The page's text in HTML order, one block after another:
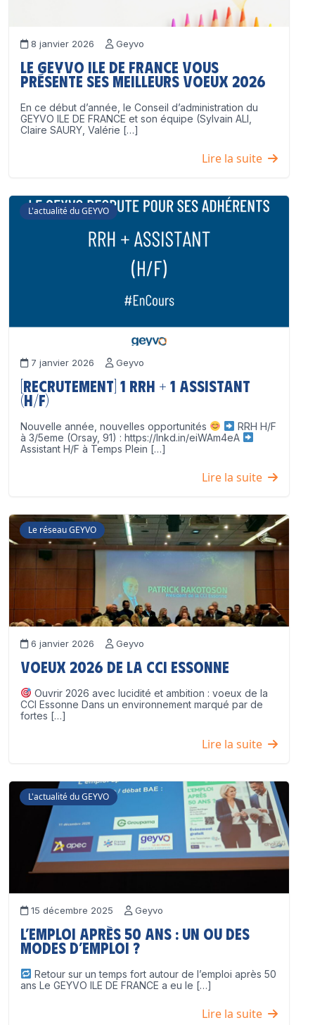
8 janvier 2026 Geyvo
Le GEYVO Ile de France vous
présente ses meilleurs voeux 2026
En ce début d’année, le Conseil d’administration du
GEYVO ILE DE FRANCE et son équipe (Sylvain ALI,
Claire SAURY, Valérie […]
Lire la suite
L'actualité du GEYVO
7 janvier 2026 Geyvo
[Recrutement] 1 RRH + 1 Assistant
(H/F)
Nouvelle année, nouvelles opportunités
RRH H/F
à 3/5eme (Orsay, 91) : https://lnkd.in/eiWAm4eA
Assistant H/F à Temps Plein […]
Lire la suite
Le réseau GEYVO
6 janvier 2026 Geyvo
Voeux 2026 de la CCI Essonne
Ouvrir 2026 avec lucidité et ambition : voeux de la
CCI Essonne Dans un environnement marqué par de
fortes […]
Lire la suite
L'actualité du GEYVO
15 décembre 2025 Geyvo
L’emploi après 50 ans : un ou des
modes d’emploi ?
Retour sur un temps fort autour de l’emploi après 50
ans Le GEYVO ILE DE FRANCE a eu le […]
Lire la suite